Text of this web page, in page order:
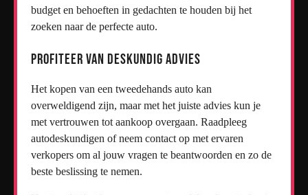
budget en behoeften in gedachten te houden bij het
zoeken naar de perfecte auto.
Profiteer van deskundig advies
Het kopen van een tweedehands auto kan
overweldigend zijn, maar met het juiste advies kun je
met vertrouwen tot aankoop overgaan. Raadpleeg
autodeskundigen of neem contact op met ervaren
verkopers om al jouw vragen te beantwoorden en zo de
beste beslissing te nemen.